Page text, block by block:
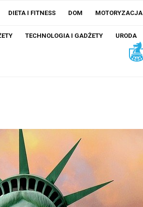
DIETA I FITNESS DOM MOTORYZACJA
TECHNOLOGIA I GADŻETY URODA